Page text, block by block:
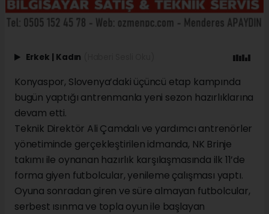
Erkek | Kadın
Konyaspor, Slovenya’daki üçüncü etap kampında
bugün yaptığı antrenmanla yeni sezon hazırlıklarına
devam etti.
Teknik Direktör Ali Çamdalı ve yardımcı antrenörler
yönetiminde gerçekleştirilen idmanda, NK Brinje
takımı ile oynanan hazırlık karşılaşmasında ilk 11’de
forma giyen futbolcular, yenileme çalışması yaptı.
Oyuna sonradan giren ve süre almayan futbolcular,
serbest ısınma ve topla oyun ile başlayan